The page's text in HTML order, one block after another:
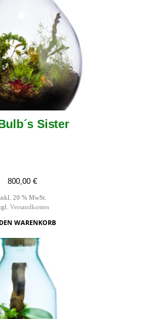
Sister
800,00€
20 % MwSt.
Versandkosten
WARENKORB